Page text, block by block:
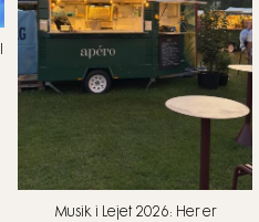
Musik i Lejet 2026: Her er